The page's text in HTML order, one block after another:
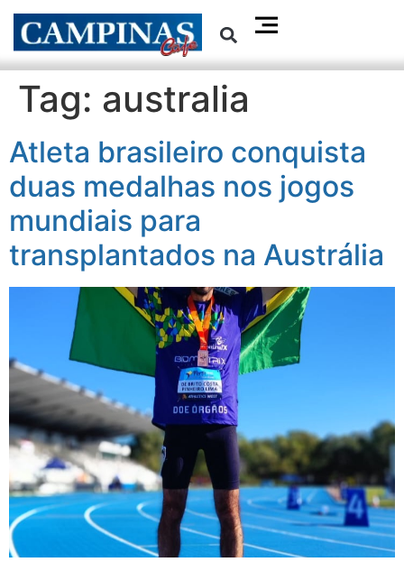
Tag: australia
Atleta brasileiro conquista
duas medalhas nos jogos
mundiais para
transplantados na Austrália